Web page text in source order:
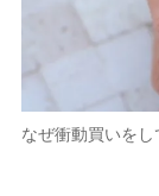
なぜ衝動買いをし